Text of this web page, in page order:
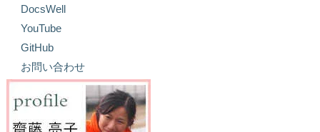
DocsWell
YouTube
GitHub
お問い合わせ